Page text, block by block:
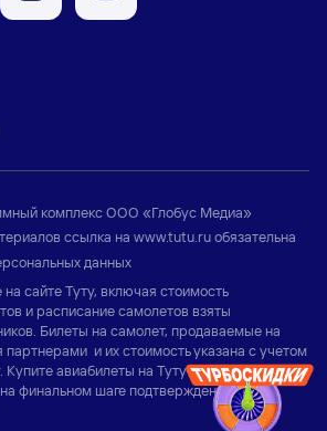
комплексООО «Глобус Медиа»
ссылка на www.tutu.ruобязательна
данных
сайте Туту, включая стоимость
и расписание самолетов взяты
Билеты на самолет, продаваемые на
партнерами и их стоимость указана с учетом
Купите авиабилеты на Туту и узнайте
финальном шаге подтверждения заказа